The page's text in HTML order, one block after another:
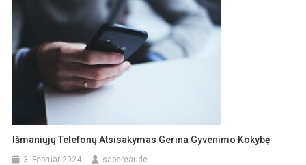
Išmaniųjų Telefonų Atsisakymas Gerina Gyvenimo Kokybę
3. Februar 2024 sapereaude